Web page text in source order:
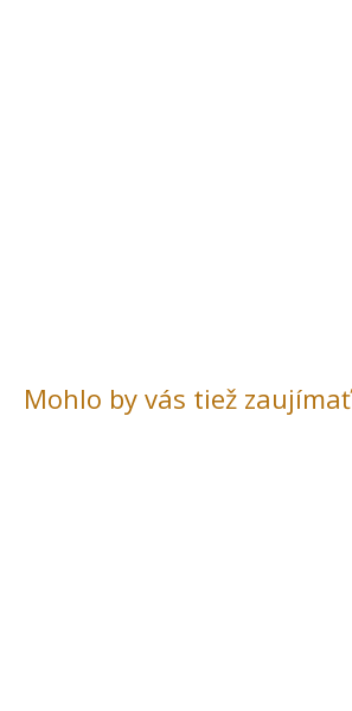
Mohlo by vás tiež zaujímať